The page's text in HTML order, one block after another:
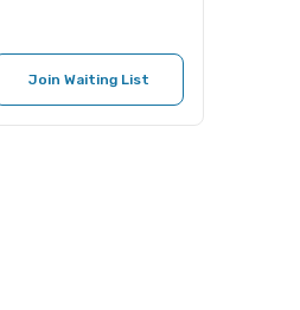
Join Waiting List